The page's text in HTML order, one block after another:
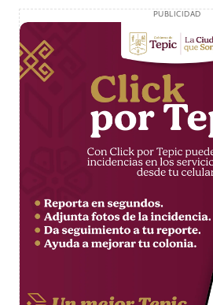
PUBLICIDAD